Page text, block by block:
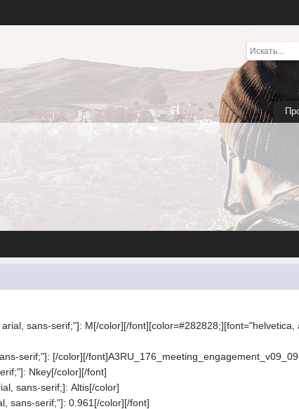
sans-serif;"]: M[/color][/font][color=#282828;][font="helvetica,
serif;"]: [/color][/
Nkey[/color][/font]
sans-serif;]: Altis[/color]
sans-serif;"]: 0.961[/color][/font]